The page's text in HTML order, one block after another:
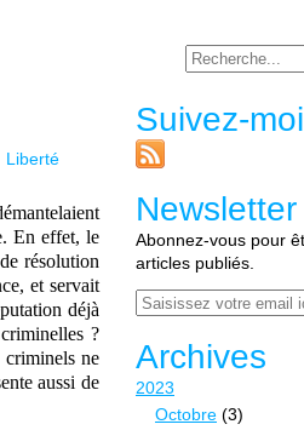
Liberté
En effet, le
résolution
et servait
déjà
?
ne
aussi de
Suivez-moi
Newsletter
Abonnez-vous pour
articles publiés.
Email
Archives
2023
Octobre (3)